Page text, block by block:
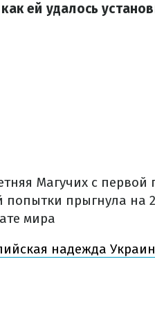
как ей удалось
Магучих с
попытки прыгнула на
мира
надежда